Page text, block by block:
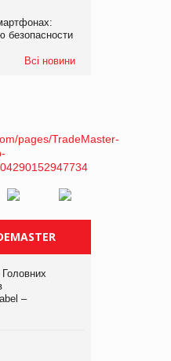
світових цін на
продовольство
безопасности
Всі новини
Головних
–